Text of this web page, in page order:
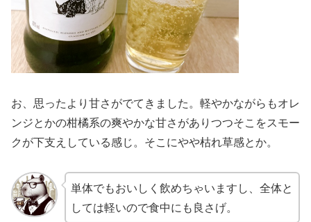
お、思ったより甘さがでてきました。軽やかながらもオレ
ンジとかの柑橘系の爽やかな甘さがありつつそこをスモー
クが下支えしている感じ。そこにやや枯れ草感とか。
単体でもおいしく飲めちゃいますし、全体と
しては軽いので食中にも良さげ。